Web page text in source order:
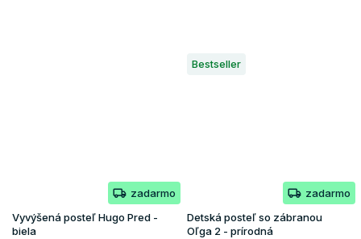
zadarmo
Vyvýšená posteľ Hugo Pred -
biela
Bestseller
zadarmo
Detská posteľ so zábranou
Oľga 2 - prírodná